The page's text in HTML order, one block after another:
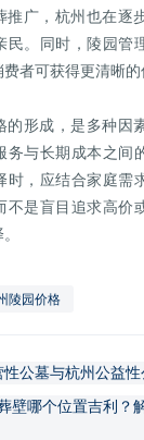
推广，杭州也在逐
民。同时，陵园管
者可获得更清晰的
的形成，是多种因
务与长期成本之间
时，应结合家庭需
不是盲目追求高价
陵园价格
公墓与杭州公益性
壁哪个位置吉利？